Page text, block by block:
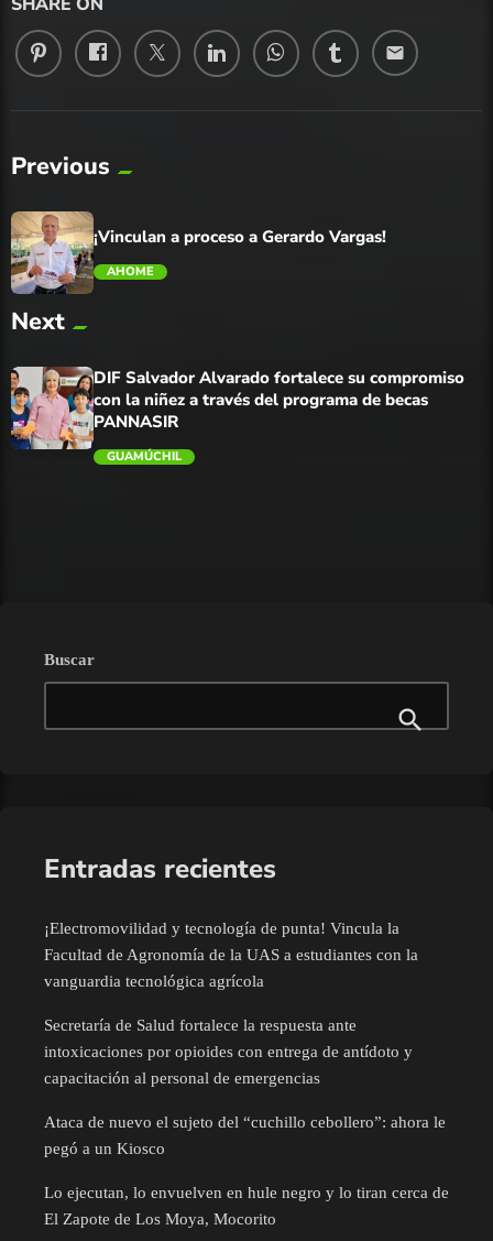
email
Previous
¡Vinculan a proceso a Gerardo Vargas!
AHOME
Next
DIF Salvador Alvarado fortalece su compromiso
con la niñez a través del programa de becas
PANNASIR
GUAMÚCHIL
Buscar
Entradas recientes
¡Electromovilidad y tecnología de punta! Vincula la
Facultad de Agronomía de la UAS a estudiantes con la
vanguardia tecnológica agrícola
Secretaría de Salud fortalece la respuesta ante
intoxicaciones por opioides con entrega de antídoto y
capacitación al personal de emergencias
Ataca de nuevo el sujeto del “cuchillo cebollero”: ahora le
pegó a un Kiosco
Lo ejecutan, lo envuelven en hule negro y lo tiran cerca de
El Zapote de Los Moya, Mocorito